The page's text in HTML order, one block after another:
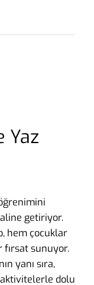
Yaz
getiriyor.
hem çocuklar
sunuyor.
yanı sıra,
dolu